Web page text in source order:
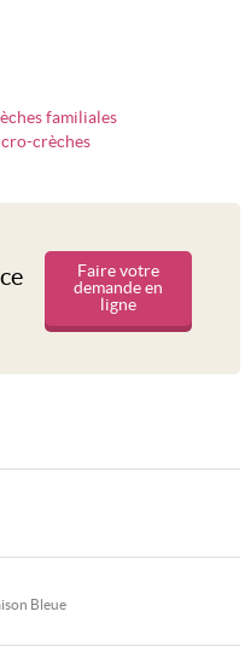
familiales
crèches
Faire votre
demande en
ligne
Bleue